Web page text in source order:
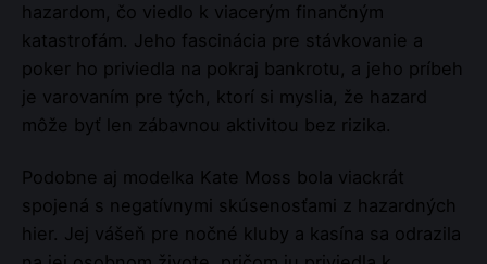
hazardom, čo viedlo k viacerým finančným
katastrofám. Jeho fascinácia pre stávkovanie a
poker ho priviedla na pokraj bankrotu, a jeho príbeh
je varovaním pre tých, ktorí si myslia, že hazard
môže byť len zábavnou aktivitou bez rizika.
Podobne aj modelka Kate Moss bola viackrát
spojená s negatívnymi skúsenosťami z hazardných
hier. Jej vášeň pre nočné kluby a kasína sa odrazila